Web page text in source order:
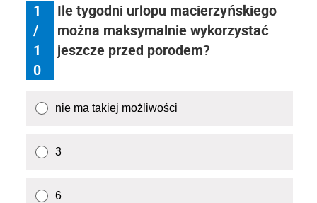
1
/
1
0
Ile tygodni urlopu macierzyńskiego
można maksymalnie wykorzystać
jeszcze przed porodem?
nie ma takiej możliwości
3
6